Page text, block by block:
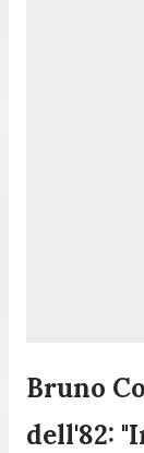
Bruno
dell'82: